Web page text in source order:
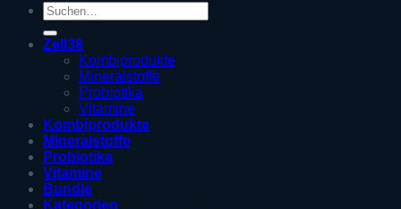
Suche
nach:
Zell38
Kombiprodukte
Mineralstoffe
Probiotika
Vitamine
Kombiprodukte
Mineralstoffe
Probiotika
Vitamine
Bundle
Kategorien